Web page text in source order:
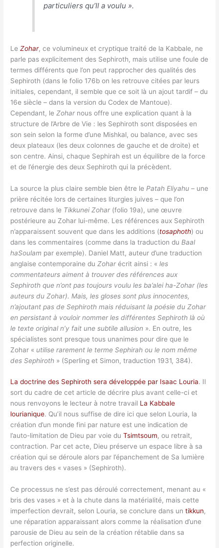
particuliers qu’Il a voulu ».
LeZohar, ce volumineux et cryptique traité de la Kabbale, ne
parle pas explicitement des Sephiroth, mais utilise une foule de
termes différents que l’on peut rapprocher des qualités des
Sephiroth (dans le folio 176b on les retrouve citées par leurs
initiales, cependant, il semble que ce soit là un ajout tardif – du
16e siècle – dans la version du Codex de Mantoue).
Cependant, le Zoharnous offre une explication quant à la
structure de l’Arbre de Vie : les Sephiroth sont disposées en
son sein selon la forme d’une Mishkal, ou balance, avec ses
deux plateaux (les deux colonnes de gauche et de droite) et
son centre. Ainsi, chaque Sephirah est un équilibre de la force
et de l’énergie des deux Sephiroth qui la précèdent.
La source la plus claire semble bien être le Patah Eliyahu – une
prière récitée lors de certaines liturgies juives – que l’on
retrouve dans le Tikkunei Zohar(folio 19a), une œuvre
postérieure au Zohar lui-même. Les références aux Sephiroth
n’apparaissent souvent que dans les additions (tosaphoth) ou
dans les commentaires (comme dans la traduction du Baal
haSoulam par exemple). Daniel Matt, auteur d’une traduction
anglaise contemporaine du Zoharécrit ainsi : «les
commentateurs aiment à trouver des références aux
Sephiroth que n’ont pas toujours voulu les ba’alei ha-Zohar (les
auteurs du Zohar). Mais, les gloses sont plus innocentes,
n’ajoutant pas de Sephiroth mais réduisant la poésie du Zohar
en persistant à vouloir nommer les différentes Sephiroth là où
le texte original n’y fait une subtile allusion ». En outre, les
spécialistes sont presque tous unanimes pour dire que le
Zohar « utilise rarement le terme Sephirah ou le nom même
des Sephiroth » (Sperling et Simon, traduction 1931, 384).
La doctrine des Sephiroth sera développée par Isaac Louria. Il
sort du cadre de cet article de décrire plus avant celle-ci et
nous renvoyons le lecteur à notre travail La Kabbale
lourianique. Qu’il nous suffise de dire ici que selon Louria, la
création d’un monde fini par nature est une indication de
l’auto-limitation de Dieu par voie duTsimtsoum, ou retrait,
contraction. Par cet acte, Dieu préserve un espace libre à sa
création qui se déroule alors par l’épanchement de Sa lumière
au travers des « vases » (Sephiroth).
Ce processus ne s’est pas déroulé correctement, menant au «
bris des vases » et à la chute dans la matérialité, mais cette
imperfection devrait, selon Louria, se conclure dans untikkun,
une réparation apparaissant alors comme la réalisation d’une
parousie de Dieu au sein de la création rétablie dans sa
perfection originelle.